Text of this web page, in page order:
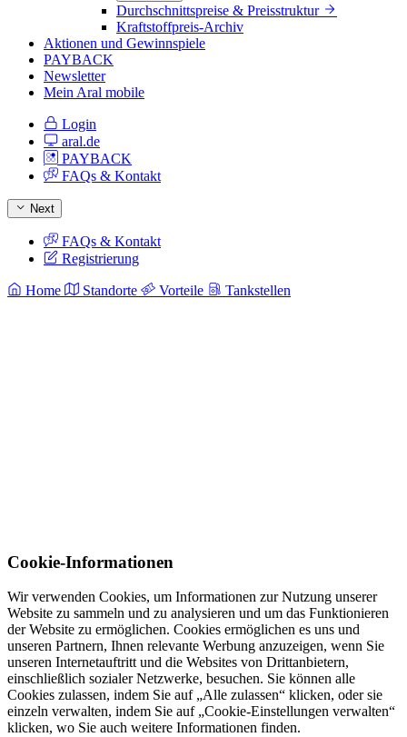
Durchschnittspreise & Preisstruktur
Kraftstoffpreis-Archiv
Aktionen und Gewinnspiele
PAYBACK
Newsletter
Mein Aral mobile
Login
aral.de
PAYBACK
FAQs & Kontakt
Next
FAQs & Kontakt
Registrierung
Home Standorte Vorteile Tankstellen
Cookie-Informationen
Wir verwenden Cookies, um Informationen zur Nutzung unserer
Website zu sammeln und zu analysieren und um das Funktionieren
der Website zu ermöglichen. Cookies ermöglichen es uns und
unseren Partnern, Ihnen relevante Werbung anzuzeigen, wenn Sie
unseren Internetauftritt und die Websites von Drittanbietern,
einschließlich sozialer Netzwerke, besuchen. Sie können alle
Cookies zulassen, indem Sie auf „Alle zulassen“ klicken, oder sie
einzeln verwalten, indem Sie auf „Cookie-Einstellungen verwalten“
klicken, wo Sie auch weitere Informationen finden.